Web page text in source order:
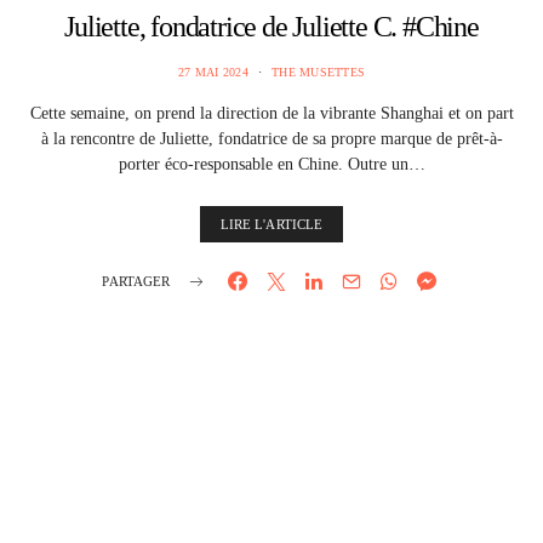
Juliette, fondatrice de Juliette C. #Chine
27 MAI 2024 THE MUSETTES
Cette semaine, on prend la direction de la vibrante Shanghai et on part
à la rencontre de Juliette, fondatrice de sa propre marque de prêt-à-
porter éco-responsable en Chine. Outre un…
LIRE L'ARTICLE
PARTAGER